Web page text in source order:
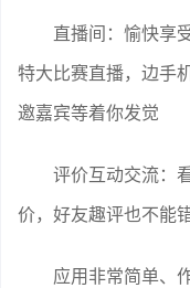
直播间：愉快享
特大比赛直播，边手
邀嘉宾等着你发觉
评价互动交流：
价，好友趣评也不能
应用非常简单、